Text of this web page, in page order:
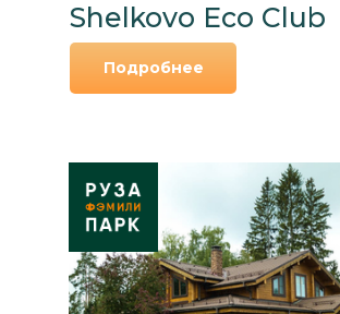
Shelkovo Eco Club
Подробнее